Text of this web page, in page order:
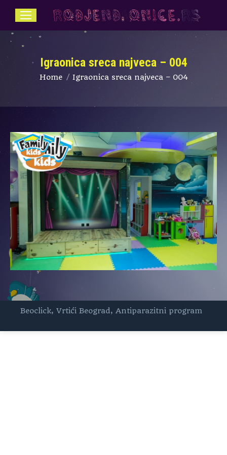
Igraonica sreca najveca – 004
You are here:
Home Igraonica sreca najveca – 004
Beoclick, Vrtići Beograd, Antiparazitni program